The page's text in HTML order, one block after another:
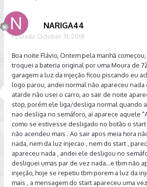
NARIGA44
Postado October 31, 2018
Boa noite Flávio, Ontem pela manhã
troquei a bateria original por uma Moura de
garagem a luz da injeção ficou piscando eu
logo parou, andei normal não apareceu nada
atarde não usei o carro, ao sair de noite
stop, porém ele liga/desliga normal quando
nao desliga no semáforo, aí aparece aquele
como se estivesse desligado no botão o
não acendeu mais . Ao sair apos meia hora
nada, nem da luz injecao , nem do start ,
apareceu nada , andei ele desligou no
desliguei umas par de vez nada...e tbm não
injeção, hoje se repetiu tbm porem a luz da
mais , a mensagem do start apareceu uma